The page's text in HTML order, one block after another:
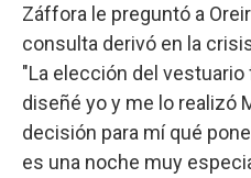
Záffora le preguntó a
consulta derivó en la
"La elección del
diseñé yo y me lo realizó
decisión para mí qué
es una noche muy